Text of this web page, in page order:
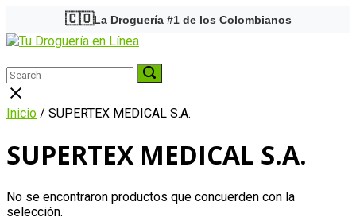
content
🇨🇴La Droguería #1 de los Colombianos
Home
Menu
Search
for:
Search
for:
Search
Close
search
bar
Inicio / SUPERTEX MEDICAL S.A.
SUPERTEX MEDICAL S.A.
No se encontraron productos que concuerden con la
selección.